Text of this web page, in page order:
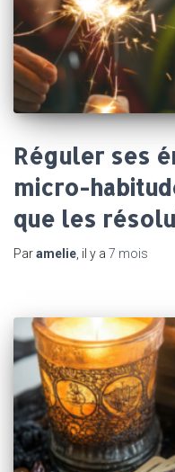
Réguler ses
micro-
que les
Paramelie , il y a 7 mois